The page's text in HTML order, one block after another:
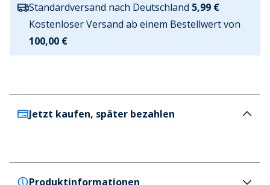
Standardversand nach Deutschland 5,99 €
Kostenloser Versand ab einem Bestellwert von
100,00 €
Jetzt kaufen, später bezahlen
Produktinformationen